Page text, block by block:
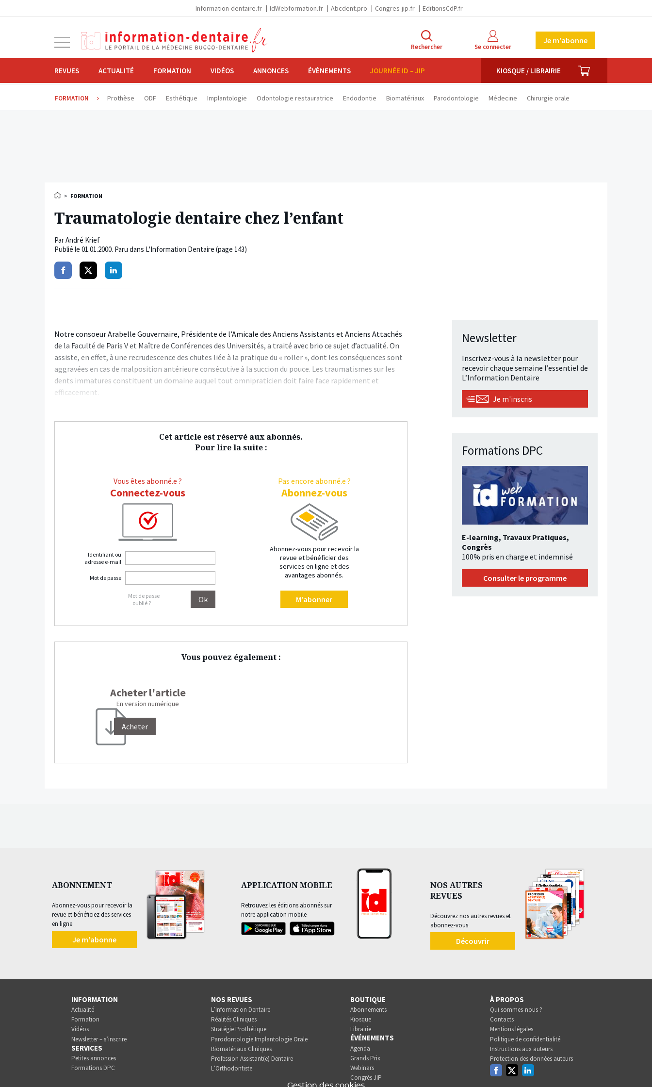
Information-dentaire.fr IdWebformation.fr Abcdent.pro Congres-jip.fr EditionsCdP.fr
navigation
Rechercher Se connecter
Je m'abonne
REVUES ACTUALITÉ FORMATION VIDÉOS ANNONCES ÉVÈNEMENTS JOURNÉE ID – JIP KIOSQUE / LIBRAIRIE PANIER
FORMATION Prothèse ODF Esthétique Implantologie Odontologie restauratrice Endodontie Biomatériaux Parodontologie Médecine Chirurgie orale
> FORMATION
Traumatologie dentaire chez l’enfant
ParAndré Krief
Publié le 01.01.2000. Paru dans L'Information Dentaire (page 143)
PartagerPartagerPartager
Notre consoeur Arabelle Gouvernaire, Présidente de l’Amicale des Anciens Assistants et Anciens Attachés
de la Faculté de Paris V et Maître de Conférences des Universités, a traité avec brio ce sujet d’actualité. On
assiste, en effet, à une recrudescence des chutes liée à la pratique du « roller », dont les conséquences sont
aggravées en cas de malposition antérieure consécutive à la succion du pouce. Les traumatismes sur les
dents immatures constituent un domaine auquel tout omnipraticien doit faire face rapidement et
efficacement.
Cet article est réservé aux abonnés.
Pour lire la suite :
Vous êtes abonné.e ?
Connectez-vous
Identifiant ou
adresse e-mail
Mot de passe
Mot de passe
oublié ?
Pas encore abonné.e ?
Abonnez-vous
Abonnez-vous pour recevoir la
revue et bénéficier des
services en ligne et des
avantages abonnés.
M'abonner
Vous pouvez également :
Acheter l'article
En version numérique
Acheter
Newsletter
Inscrivez-vous à la newsletter pour
recevoir chaque semaine l’essentiel de
L’Information Dentaire
Je m'inscris
Formations DPC
E-learning, Travaux Pratiques,
Congrès
100% pris en charge et indemnisé
Consulter le programme
ABONNEMENT
Abonnez-vous pour recevoir la
revue et bénéficiez des services
en ligne
Je m'abonne
APPLICATION MOBILE
Retrouvez les éditions abonnés sur
notre application mobile
NOS AUTRES
REVUES
Découvrez nos autres revues et
abonnez-vous
Découvrir
INFORMATION
Actualité
Formation
Vidéos
Newsletter – s’inscrire
SERVICES
Petites annonces
Formations DPC
NOS REVUES
L’Information Dentaire
Réalités Cliniques
Stratégie Prothétique
Parodontologie Implantologie Orale
Biomatériaux Cliniques
Profession Assistant(e) Dentaire
L’Orthodontiste
BOUTIQUE
Abonnements
Kiosque
Librairie
ÉVÉNEMENTS
Agenda
Grands Prix
Webinars
Congrès JIP
À PROPOS
Qui sommes-nous ?
Contacts
Mentions légales
Politique de confidentialité
Instructions aux auteurs
Protection des données auteurs
FacebookTwitterLinkedin